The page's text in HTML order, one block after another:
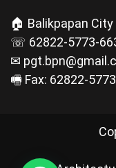
🏠 Balikpapan City
☏ 62822-5773-
✉
🖷 Fax: 62822-